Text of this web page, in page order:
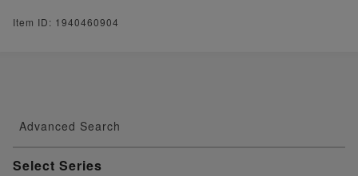
Item ID: 1940460904
Advanced Search
Select Series